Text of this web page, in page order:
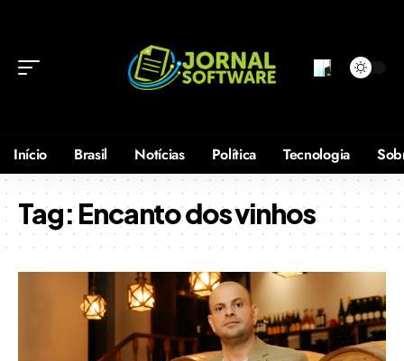
Início Brasil Notícias Política Tecnologia
Tag:Encanto dos vinhos